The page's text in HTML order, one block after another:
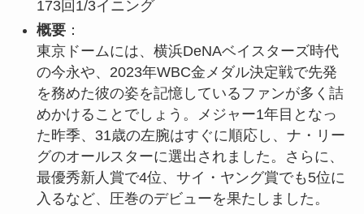
173回1/3イニング
概要：
東京ドームには、横浜DeNAベイスターズ時代
の今永や、2023年WBC金メダル決定戦で先発
を務めた彼の姿を記憶しているファンが多く詰
めかけることでしょう。メジャー1年目となっ
た昨季、31歳の左腕はすぐに順応し、ナ・リー
グのオールスターに選出されました。さらに、
最優秀新人賞で4位、サイ・ヤング賞でも5位に
入るなど、圧巻のデビューを果たしました。